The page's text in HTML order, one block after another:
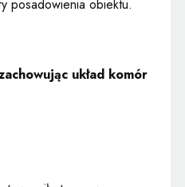
posadowienia obiektu.
układ komór